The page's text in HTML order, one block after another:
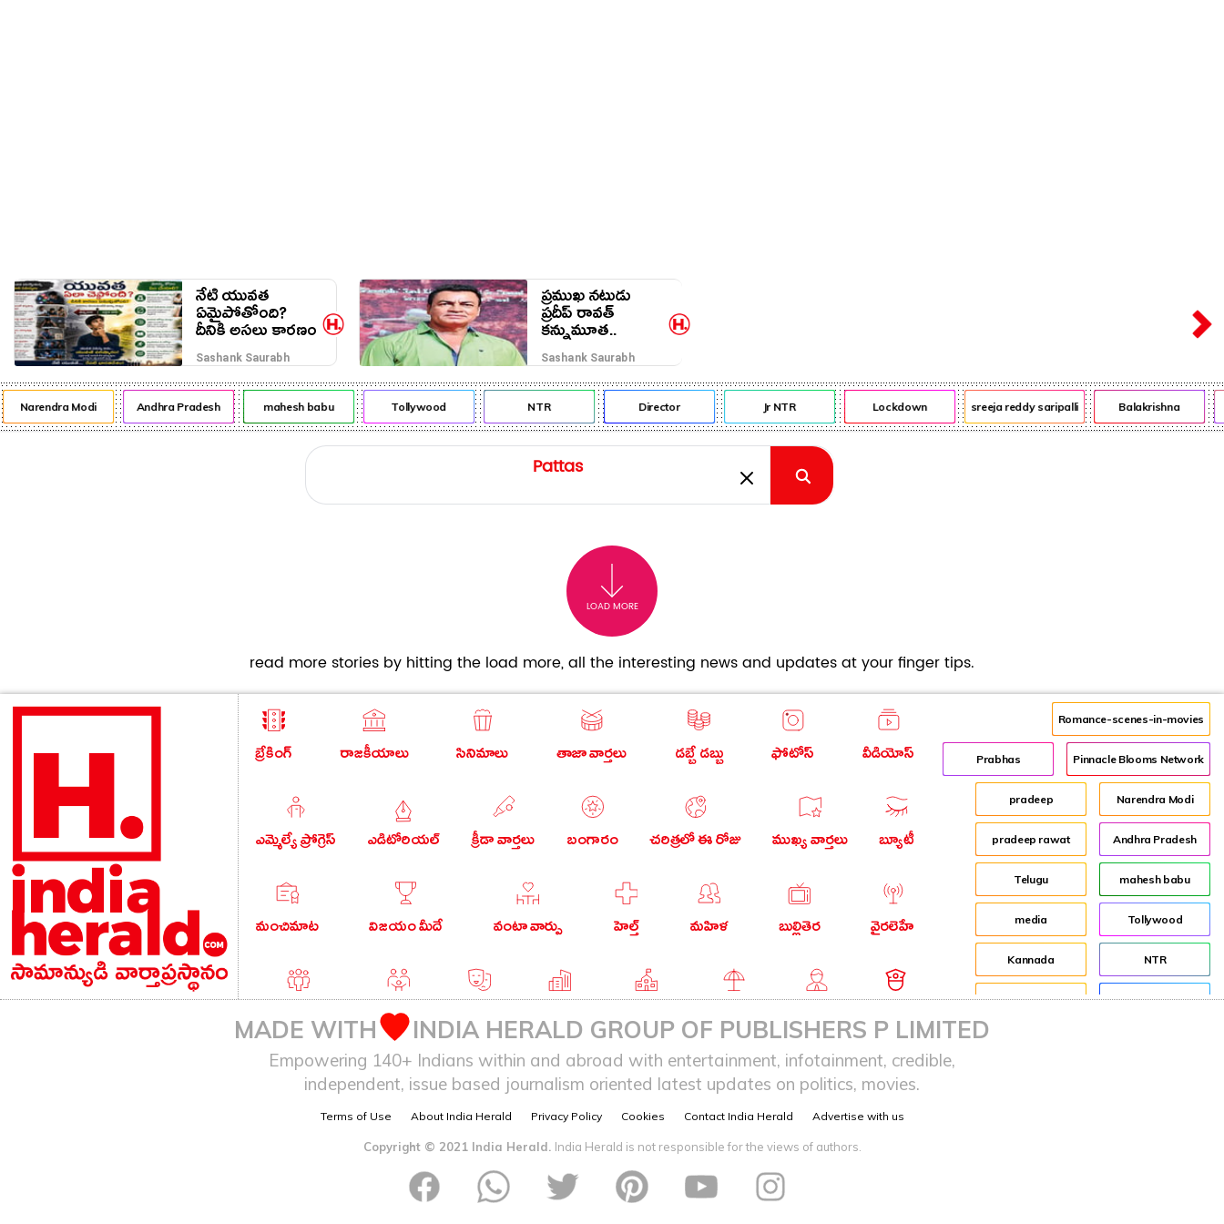
నేటి యువత
ఏమైపోతోంది?
దీనికి అసలు కారణం
ఎవరు?
Sashank Saurabh
ప్రముఖ నటుడు
ప్రదీప్ రావత్
కన్నుమూత..
Sashank Saurabh
Narendra Modi Andhra Pradesh mahesh babu Tollywood NTR Director Jr NTR Lockdown sreeja reddy saripalli Balakrishna
LOAD MORE
read more stories by hitting the load more, all the interesting news and updates at your finger tips.
బ్రేకింగ్ రాజకీయాలు సినిమాలు తాజా వార్తలు డబ్బే డబ్బు ఫోటోస్ వీడియోస్
ఎమ్మెల్యే ప్రోగ్రెస్ ఎడిటోరియల్ క్రీడా వార్తలు బంగారం చరిత్రలో ఈ రోజు ముఖ్య వార్తలు బ్యూటీ
మంచిమాట విజయం మీదే వంటా వార్పు హెల్త్ మహిళ బుల్లితెర వైరలెహే
పాపులర్ వార్తలు బుడుగు వ్యంగ్యం బిజినెస్ ఎడ్యుకేషన్ లైఫ్ స్టైల్ ఎన్ఆర్ఐ నేరాలు
Romance-scenes-in-movies
Prabhas Pinnacle Blooms Network
pradeep Narendra Modi
pradeep rawat Andhra Pradesh
Telugu mahesh babu
media Tollywood
Kannada NTR
job Director
MADE WITH INDIA HERALD GROUP OF PUBLISHERS P LIMITED
Empowering 140+ Indians within and abroad with entertainment, infotainment, credible,
independent, issue based journalism oriented latest updates on politics, movies.
Terms of Use About India Herald Privacy Policy Cookies Contact India Herald Advertise with us
Copyright © 2021 India Herald. India Herald is not responsible for the views of authors.